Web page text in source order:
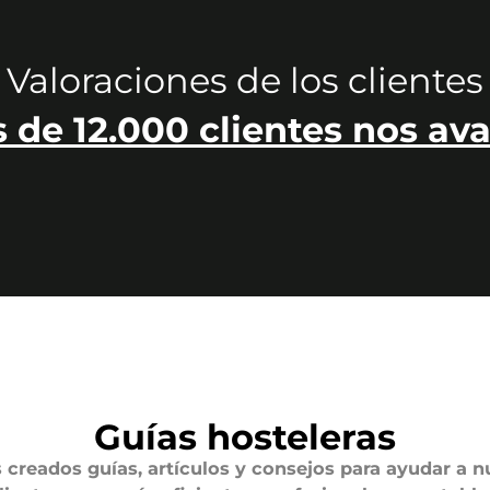
Valoraciones de los clientes
de 12.000 clientes nos
Guías hosteleras
creados guías, artículos y consejos para ayudar a